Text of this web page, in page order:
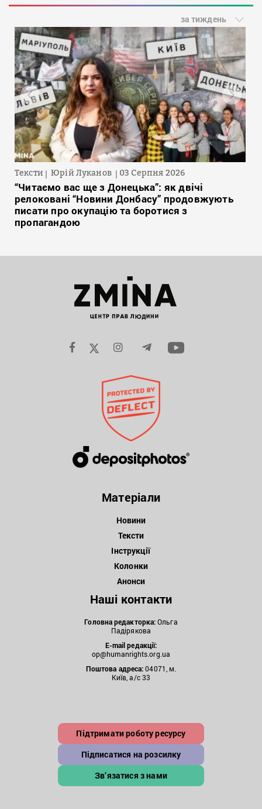
за тиждень
Тексти Юрій Луканов 03 Серпня 2026
“Читаємо вас ще з Донецька”: як двічі
релоковані “Новини Донбасу” продовжують
писати про окупацію та боротися з
пропагандою
Матеріали
Новини
Тексти
Інструкції
Колонки
Анонси
Наші контакти
Головна редакторка:Ольга
Падірякова
E-mail редакції:
op@humanrights.org.ua
Поштова адреса:04071, м.
Київ, а/с 33
Підтримати роботу ресурсу
Підписатися на розсилку
Зв’язатися з нами